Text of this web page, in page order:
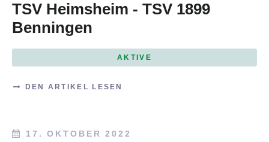
TSV Heimsheim - TSV 1899
Benningen
AKTIVE
DEN ARTIKEL LESEN
17. OKTOBER 2022